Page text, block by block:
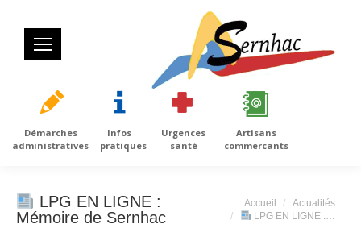
Démarches
administratives
Infos
pratiques
Urgences
santé
Artisans
commercants
LPG EN LIGNE :
Mémoire de Sernhac
Vous êtes ici :
Accueil
Actualités
LPG EN LIGNE :…